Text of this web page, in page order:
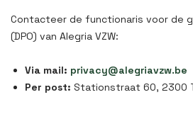
Contacteer de functionaris voor de
(DPO) van Alegria VZW:
Via mail: privacy@alegriavzw.be
Per post: Stationstraat 60, 2300